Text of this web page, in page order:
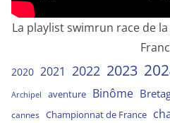
La playlist swimrun race de
2020 2021 2022 2023
Archipel aventure Binôme
cannes Championnat de France